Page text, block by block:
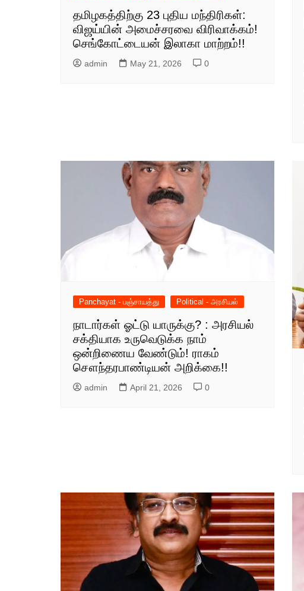
தமிழகத்திற்கு 23 புதிய மந்திரிகள்:
விஜய்யின் அமைச்சரவை விரிவாக்கம்!
செங்கோட்டையன் இலாகா மாற்றம்!!
admin May 21, 2026 0
Panchayat - பஞ்சாயத்து Political - அரசியல்
நாடார்கள் ஓட்டு யாருக்கு? : அரசியல்
சக்தியாக உருவெடுக்க நாம்
ஒன்றிணைய வேண்டும்! ராகம்
சௌந்தரபாண்டியன் அறிக்கை!!
admin April 21, 2026 0